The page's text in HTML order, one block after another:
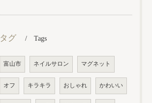
タグ Tags
富山市 ネイルサロン マグネット
オフ キラキラ おしゃれ かわいい